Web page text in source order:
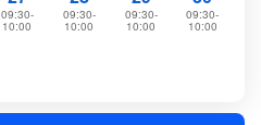
09:30-
10:00
09:30-
10:00
09:30-
10:00
09:30-
10:00